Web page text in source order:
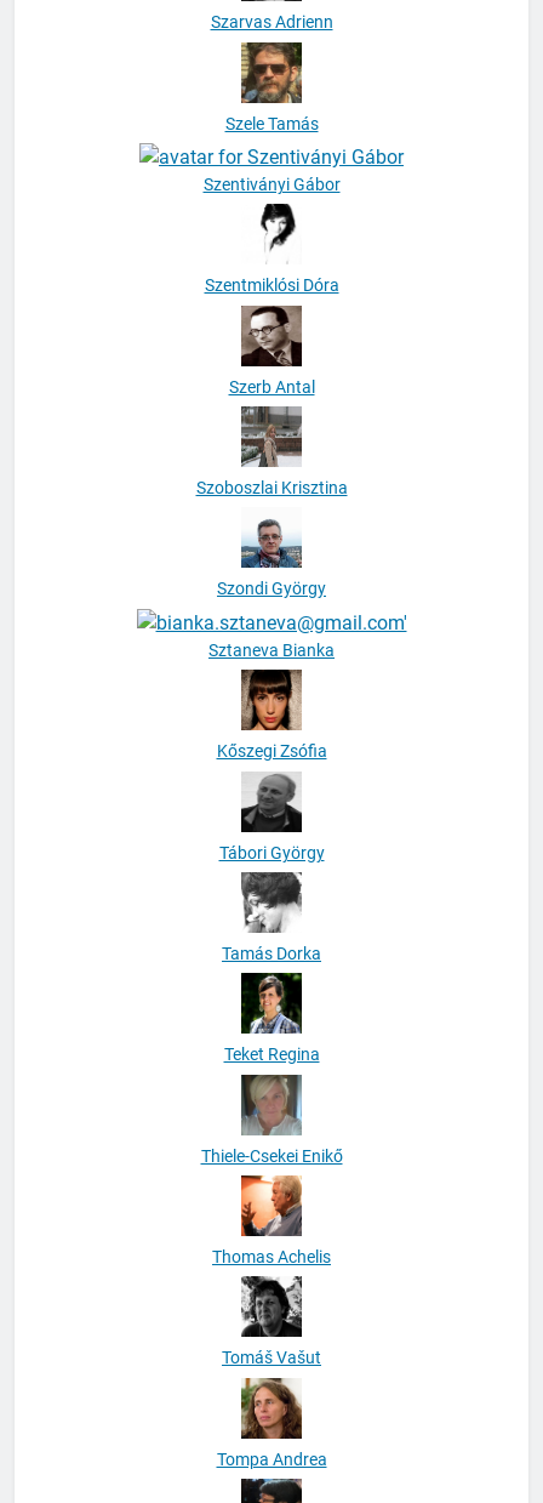
Szarvas Adrienn
Szele Tamás
Szentiványi Gábor
Szentmiklósi Dóra
Szerb Antal
Szoboszlai Krisztina
Szondi György
Sztaneva Bianka
Kőszegi Zsófia
Tábori György
Tamás Dorka
Teket Regina
Thiele-Csekei Enikő
Thomas Achelis
Tomáš Vašut
Tompa Andrea